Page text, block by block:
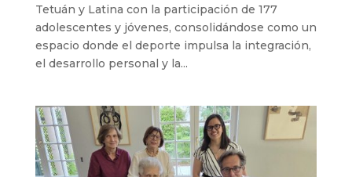
Tetuán y Latina con la participación de 177
adolescentes y jóvenes, consolidándose como un
espacio donde el deporte impulsa la integración,
el desarrollo personal y la...